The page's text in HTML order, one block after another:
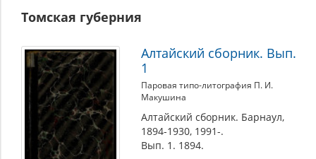
Томская губерния
Алтайский сборник. Вып.
1
Паровая типо-литография П. И.
Макушина
Алтайский сборник. Барнаул,
1894-1930, 1991-.
Вып. 1. 1894.